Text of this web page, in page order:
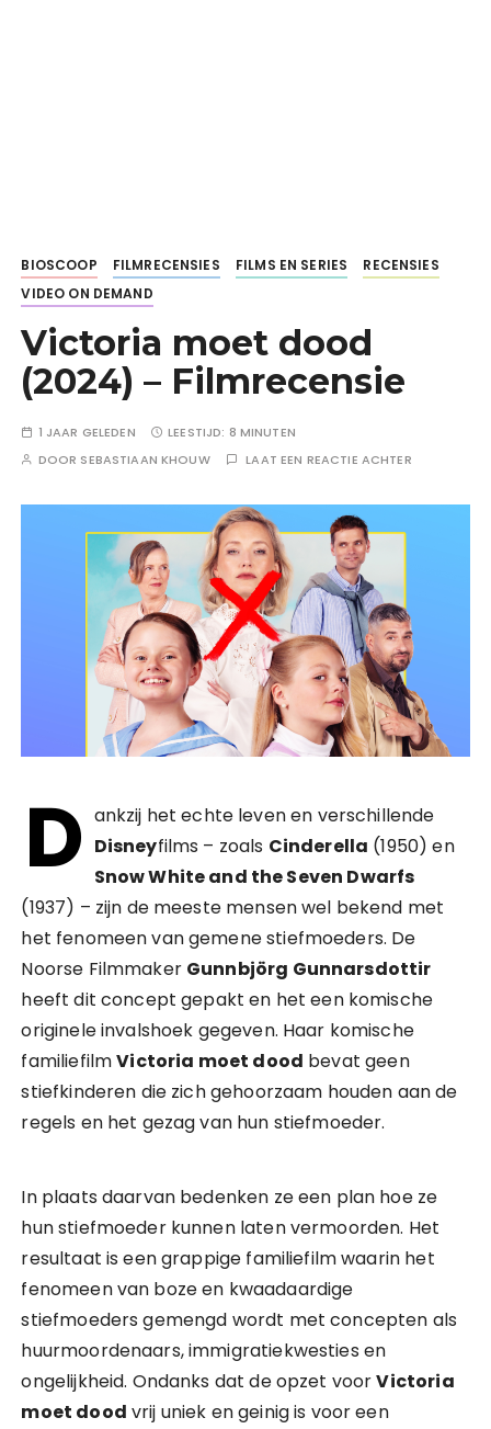
BIOSCOOP FILMRECENSIES FILMS EN SERIES
RECENSIES
VIDEO ON DEMAND
Victoria moet dood
(2024) – Filmrecensie
1 JAAR GELEDEN LEESTIJD: 8 MINUTEN
DOOR SEBASTIAAN KHOUW LAAT EEN REACTIE ACHTER
D ankzij het echte leven en verschillende
Disneyfilms – zoals Cinderella (1950) en
Snow White and the Seven Dwarfs
(1937) – zijn de meeste mensen wel bekend met
het fenomeen van gemene stiefmoeders. De
Noorse Filmmaker Gunnbjörg Gunnarsdottir
heeft dit concept gepakt en het een komische
originele invalshoek gegeven. Haar komische
familiefilmVictoria moet dood bevat geen
stiefkinderen die zich gehoorzaam houden aan de
regels en het gezag van hun stiefmoeder.
In plaats daarvan bedenken ze een plan hoe ze
hun stiefmoeder kunnen laten vermoorden. Het
resultaat is een grappige familiefilm waarin het
fenomeen van boze en kwaadaardige
stiefmoeders gemengd wordt met concepten als
huurmoordenaars, immigratiekwesties en
ongelijkheid. Ondanks dat de opzet voorVictoria
moet dood vrij uniek en geinig is voor een